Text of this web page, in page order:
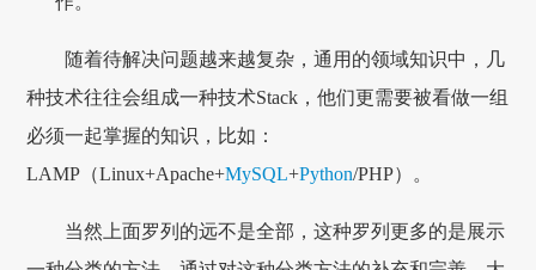
随着待解决问题越来越复杂，通用的领域知识中，几
种技术往往会组成一种技术Stack，他们更需要被看做一组
必须一起掌握的知识，比如：
LAMP（Linux+Apache+MySQL+Python/PHP）。
当然上面罗列的远不是全部，这种罗列更多的是展示